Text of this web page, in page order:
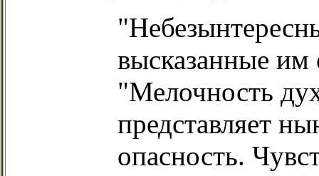
высказанные
"Мелочность
представляет
опасность.